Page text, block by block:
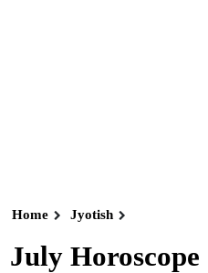
Home Jyotish
July Horoscope